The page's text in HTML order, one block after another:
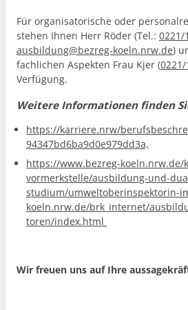
Für organisatorische oder
stehen Ihnen Herr Röder (Tel.: 0221/
ausbildung@bezreg-koeln.nrw.de)
fachlichen Aspekten Frau Kjer (0221/
Verfügung.
Weitere Informationen finden
https://karriere.nrw/
94347bd6ba9d0e979dd3a,
https://www.bezreg-koeln.nrw.de/
vormerkstelle/ausbildung-und-
studium/umweltoberinspektorin-
koeln.nrw.de/brk_internet/
toren/index.html
Wir freuen uns auf Ihre